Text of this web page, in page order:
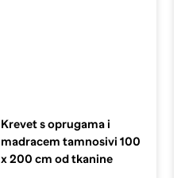
Krevet s oprugama i
madracem tamnosivi 100
x 200 cm od tkanine